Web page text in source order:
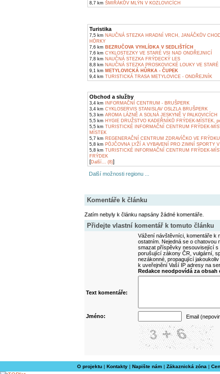
8,7 km ŠMIŘÁKŮV MLÝN V KOZLOVICÍCH
Turistika
7,5 km NAUČNÁ STEZKA HRADNÍ VRCH, JANÁČKŮV
HŮRKY
7,6 km BEZRUČOVA VYHLÍDKA V SEDLIŠTÍCH
7,6 km CYKLOSTEZKY VE STARÉ VSI NAD ONDŘEJNICÍ
7,8 km NAUČNÁ STEZKA FRÝDECKÝ LES
8,8 km NAUČNÁ STEZKA PROSKOVICKÉ LOUKY VE
9,1 km METYLOVICKÁ HŮRKA - ČUPEK
9,4 km TURISTICKÁ TRASA METYLOVICE - ONDŘEJNÍK
Obchod a služby
3,4 km INFORMAČNÍ CENTRUM - BRUŠPERK
3,4 km CYKLOSERVIS STANISLAV OSLZLA BRUŠPERK
5,3 km AROMA LÁZNĚ A SOLNÁ JESKYNĚ V PALKOVICÍCH
5,5 km HYGIE DRUŽSTVO KADEŘNÍKŮ FRÝDEK-MÍSTEK,
5,5 km TURISTICKÉ INFORMAČNÍ CENTRUM FRÝDEK-
MÍSTEK
5,7 km REGENERAČNÍ CENTRUM ZDRAVÍČKO VE
5,8 km PŮJČOVNA LYŽÍ A VYBAVENÍ PRO ZIMNÍ SPORTY
5,8 km TURISTICKÉ INFORMAČNÍ CENTRUM FRÝDEK-
FRÝDEK
[Další... (8)]
Další možnosti regionu ...
Komentáře k článku
Zatím nebyly k článku napsány žádné komentáře.
Přidejte vlastní komentář k tomuto článku
Vážení návštěvníci, komentáře k
ostatním. Nejedná se o
smazat příspěvky nesouvisející
porušující zákony ČR, vulgární,
nezákonné, propagující
k uveřejnění Vaší IP adresy na
Redakce neodpovídá za
Text komentáře:
Jméno: Email
O projektu| Kontakty| Napište nám| Zákaznická zóna |